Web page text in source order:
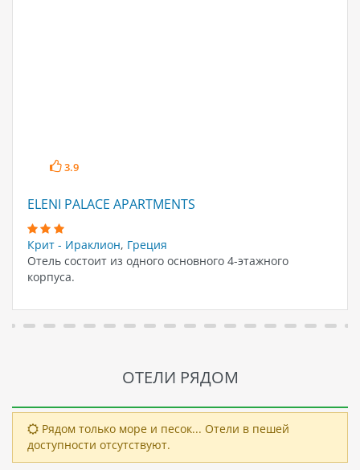
3.9
ELENI PALACE APARTMENTS
Крит - Ираклион, Греция
Отель состоит из одного основного 4-этажного
корпуса.
ОТЕЛИ РЯДОМ
Рядом только море и песок... Отели в пешей
доступности отсутствуют.